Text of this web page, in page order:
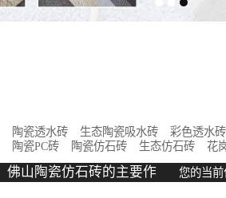
陶瓷透水砖 生态陶瓷吸水砖 彩色透水砖
陶瓷PC砖
陶瓷仿石砖 生态仿石砖 花
佛山陶瓷仿石砖的主要作
您的当前
陶瓷仿石砖